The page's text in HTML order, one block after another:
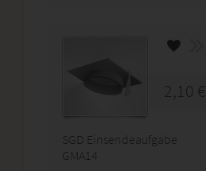
2,10 €
SGD Einsendeaufgabe
GMA14